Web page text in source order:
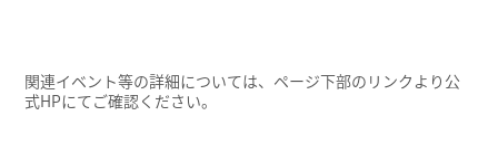
関連イベント等の詳細については、ページ下部のリンクより公
式HPにてご確認ください。